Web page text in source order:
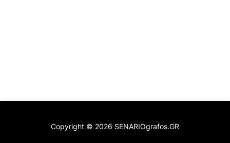
Copyright © 2026 SENARIOgrafos.GR